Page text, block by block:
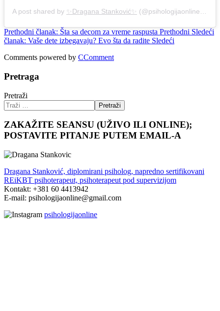
A post shared by ✨Dragana Stanković✨ (@psihologijaonline) on
Prethodni članak: Šta sa decom za vreme raspusta Prethodni Sledeći
članak: Vaše dete izbegavaju? Evo šta da radite Sledeći
Comments powered by CComment
Pretraga
Pretraži
Pretraži
ZAKAŽITE SEANSU (UŽIVO ILI ONLINE);
POSTAVITE PITANJE PUTEM EMAIL-A
Dragana Stanković, diplomirani psiholog, napredno sertifikovani
REiKBT psihoterapeut, psihoterapeut pod supervizijom
Kontakt: +381 60 4413942
E-mail: psihologijaonline@gmail.com
psihologijaonline